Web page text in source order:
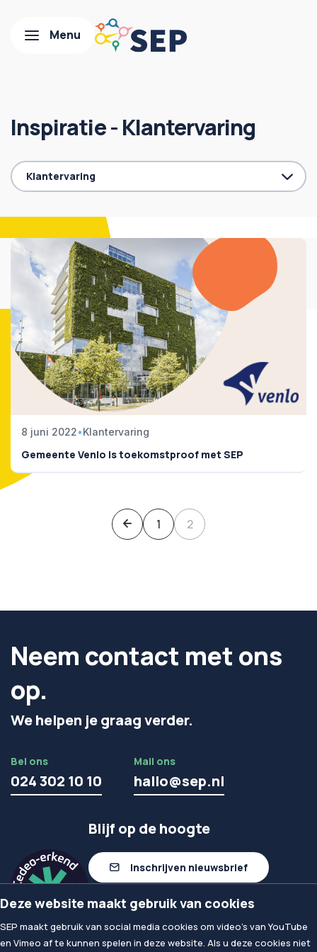
Inspiratie - Klantervaring
Klantervaring
Nieuws
Partnership
Podcast
8 juni 2022•Klantervaring
Gemeente Venlo is toekomstproof met SEP
1 2
Neem contact met ons
op.
We helpen je graag verder.
Bel ons
024 302 10 10
Mail ons
hallo@sep.nl
Blijf op de hoogte
Inschrijven nieuwsbrief
Volg ons op linkedIn
Deze website maakt gebruik van cookies
SEP maakt gebruik van social media cookies om video's van YouTube
en Vimeo af te kunnen spelen in deze website. Als u deze cookies niet